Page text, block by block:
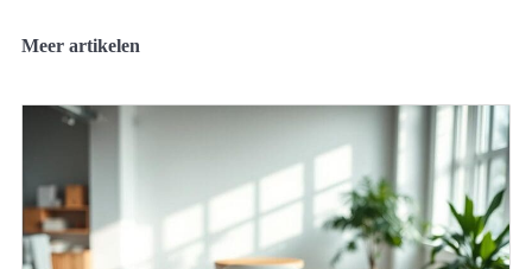
Meer artikelen